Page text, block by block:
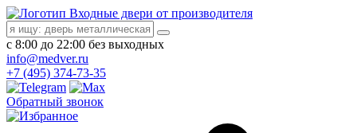
Входные двери от производителя
с 8:00 до 22:00 без выходных
info@medver.ru
+7 (495) 374-73-35
Обратный звонок